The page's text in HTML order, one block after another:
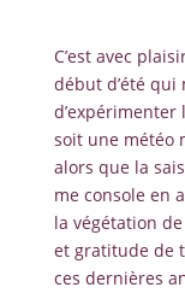
C’est avec
début d’été qui
d’expérimenter
soit une météo
alors que la
me console en
la végétation
et gratitude de
ces dernières